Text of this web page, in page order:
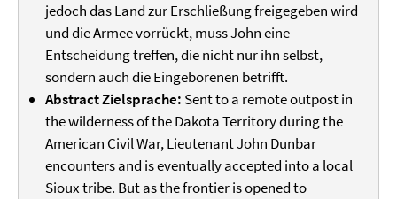
jedoch das Land zur Erschließung freigegeben wird
und die Armee vorrückt, muss John eine
Entscheidung treffen, die nicht nur ihn selbst,
sondern auch die Eingeborenen betrifft.
Abstract Zielsprache: Sent to a remote outpost in
the wilderness of the Dakota Territory during the
American Civil War, Lieutenant John Dunbar
encounters and is eventually accepted into a local
Sioux tribe. But as the frontier is opened to